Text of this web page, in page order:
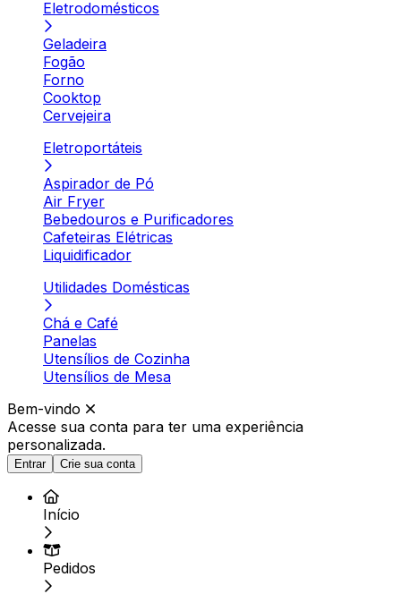
Eletrodomésticos
Geladeira
Fogão
Forno
Cooktop
Cervejeira
Eletroportáteis
Aspirador de Pó
Air Fryer
Bebedouros e Purificadores
Cafeteiras Elétricas
Liquidificador
Utilidades Domésticas
Chá e Café
Panelas
Utensílios de Cozinha
Utensílios de Mesa
Bem-vindo
Acesse sua conta para ter uma experiência
personalizada.
Entrar Crie sua conta
Início
Pedidos